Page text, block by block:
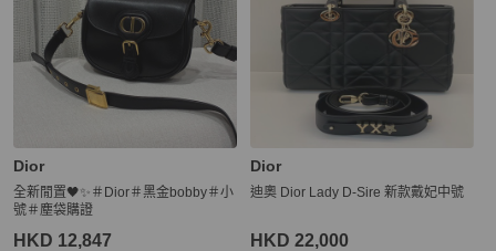
Dior
全新閒置🖤✨＃Dior＃黑金bobby＃小
號＃塵袋購證
HKD 12,847
Dior
迪奧 Dior Lady D-Sire 新款戴妃中號
HKD 22,000